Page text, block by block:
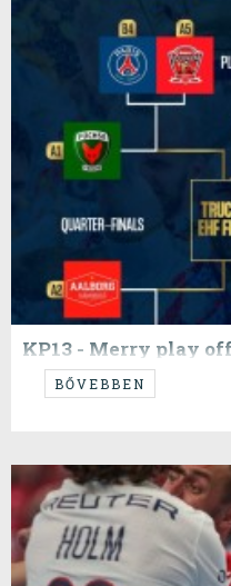
KP13 - Merry play
BŐVEBBEN